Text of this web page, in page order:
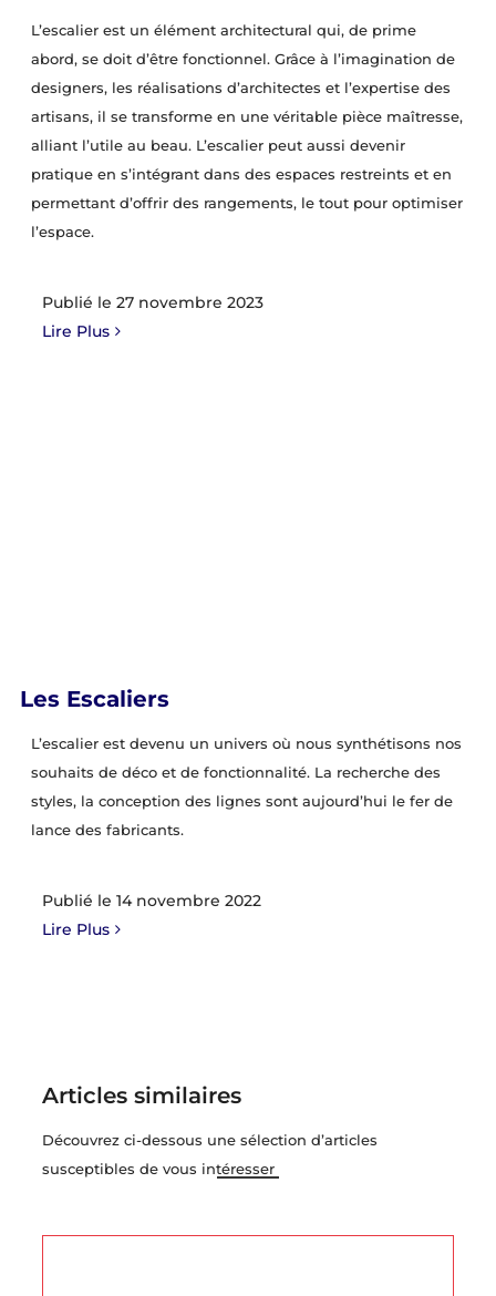
L’escalier est un élément architectural qui, de prime
abord, se doit d’être fonctionnel. Grâce à l’imagination de
designers, les réalisations d’architectes et l’expertise des
artisans, il se transforme en une véritable pièce maîtresse,
alliant l’utile au beau. L’escalier peut aussi devenir
pratique en s’intégrant dans des espaces restreints et en
permettant d’offrir des rangements, le tout pour optimiser
l’espace.
27 novembre 2023
Lire Plus
Les Escaliers
L’escalier est devenu un univers où nous synthétisons nos
souhaits de déco et de fonctionnalité. La recherche des
styles, la conception des lignes sont aujourd’hui le fer de
lance des fabricants.
14 novembre 2022
Lire Plus
Articles similaires
Découvrez ci-dessous une sélection d’articles
susceptibles de vous intéresser